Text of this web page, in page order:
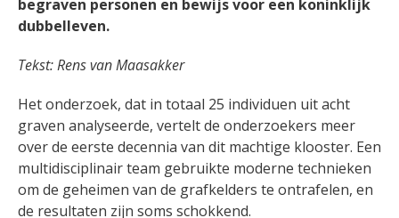
begraven personen en bewijs voor een koninklijk
dubbelleven.
Tekst: Rens van Maasakker
Het onderzoek, dat in totaal 25 individuen uit acht
graven analyseerde, vertelt de onderzoekers meer
over de eerste decennia van dit machtige klooster. Een
multidisciplinair team gebruikte moderne technieken
om de geheimen van de grafkelders te ontrafelen, en
de resultaten zijn soms schokkend.